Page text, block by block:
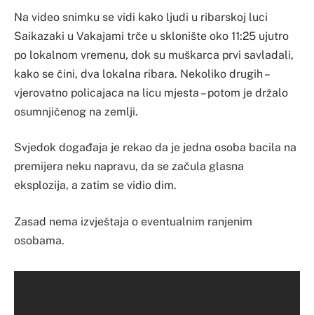
Na video snimku se vidi kako ljudi u ribarskoj luci
Saikazaki u Vakajami trče u sklonište oko 11:25 ujutro
po lokalnom vremenu, dok su muškarca prvi savladali,
kako se čini, dva lokalna ribara. Nekoliko drugih –
vjerovatno policajaca na licu mjesta – potom je držalo
osumnjičenog na zemlji.
Svjedok događaja je rekao da je jedna osoba bacila na
premijera neku napravu, da se začula glasna
eksplozija, a zatim se vidio dim.
Zasad nema izvještaja o eventualnim ranjenim
osobama.